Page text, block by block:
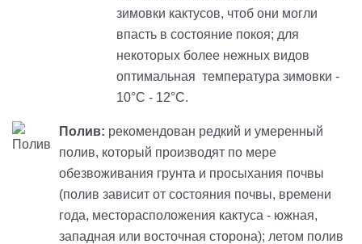
зимовки кактусов, чтоб они могли
впасть в состояние покоя; для
некоторых более нежных видов
оптимальная температура зимовки -
10°C - 12°C.
Полив: рекомендован редкий и умеренный
полив, который производят по мере
обезвоживания грунта и просыхания почвы
(полив зависит от состояния почвы, времени
года, месторасположения кактуса - южная,
западная или восточная сторона); летом полив